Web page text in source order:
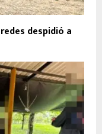
despidió a